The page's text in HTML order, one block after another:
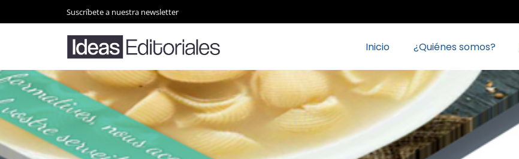
Suscríbete a nuestra newsletter
Inicio ¿Quiénes somos?